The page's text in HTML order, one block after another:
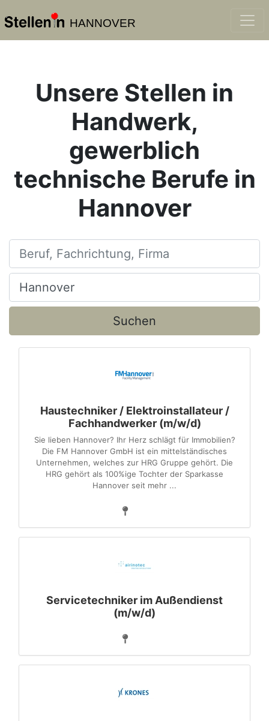
HANNOVER
Unsere Stellen in
Handwerk,
gewerblich
technische Berufe in
Hannover
Beruf, Fachrichtung, Firma
Ort, Stadt
Suchen
Haustechniker / Elektroinstallateur /
Fachhandwerker (m/w/d)
Sie lieben Hannover? Ihr Herz schlägt für Immobilien?
Die FM Hannover GmbH ist ein mittelständisches
Unternehmen, welches zur HRG Gruppe gehört. Die
HRG gehört als 100%ige Tochter der Sparkasse
Hannover seit mehr ...
Servicetechniker im Außendienst
(m/w/d)